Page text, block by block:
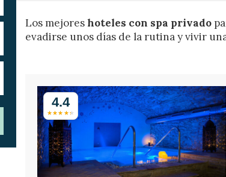
Los mejores hoteles con spa privado
evadirse unos días de la rutina y vivir
4.4